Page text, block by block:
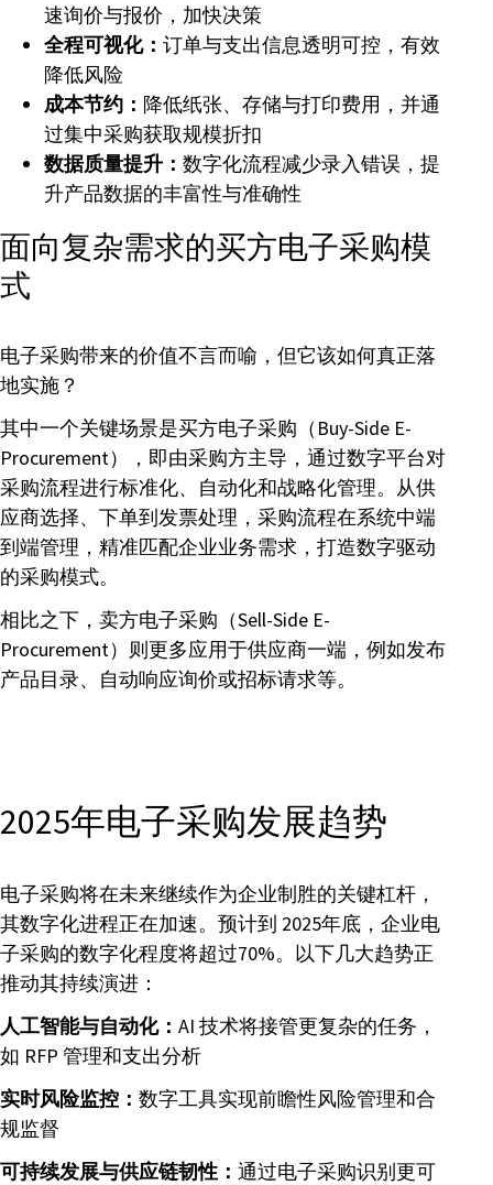
速询价与报价，加快决策
全程可视化： 订单与支出信息透明可控，有效
降低风险
成本节约： 降低纸张、存储与打印费用，并通
过集中采购获取规模折扣
数据质量提升： 数字化流程减少录入错误，提
升产品数据的丰富性与准确性
面向复杂需求的买方电子采购模
式
电子采购带来的价值不言而喻，但它该如何真正落
地实施？
其中一个关键场景是买方电子采购（Buy-Side E-
Procurement），即由采购方主导，通过数字平台对
采购流程进行标准化、自动化和战略化管理。从供
应商选择、下单到发票处理，采购流程在系统中端
到端管理，精准匹配企业业务需求，打造数字驱动
的采购模式。
相比之下，卖方电子采购（Sell-Side E-
Procurement）则更多应用于供应商一端，例如发布
产品目录、自动响应询价或招标请求等。
2025年电子采购发展趋势
电子采购将在未来继续作为企业制胜的关键杠杆，
其数字化进程正在加速。预计到 2025年底，企业电
子采购的数字化程度将超过70%。以下几大趋势正
推动其持续演进：
人工智能与自动化： AI 技术将接管更复杂的任务，
如 RFP 管理和支出分析
实时风险监控： 数字工具实现前瞻性风险管理和合
规监督
可持续发展与供应链韧性： 通过电子采购识别更可